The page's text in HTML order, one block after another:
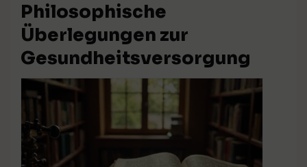
Philosophische
Überlegungen zur
Gesundheitsversorgung